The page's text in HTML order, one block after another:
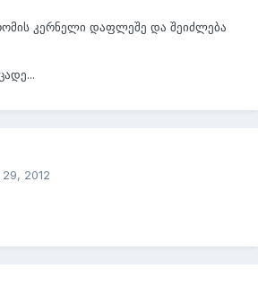
კერნელი დაფლეშე და შეიძლება
2012